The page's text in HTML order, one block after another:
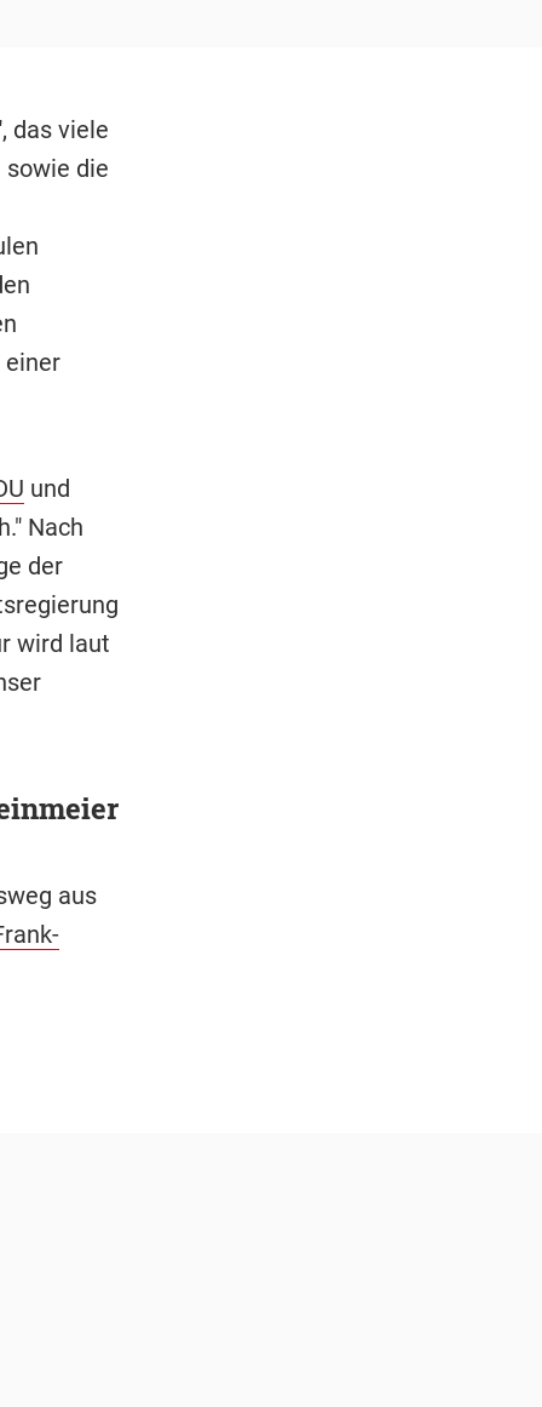
das viele
die
einer
und
Nach
der
wird laut
aus